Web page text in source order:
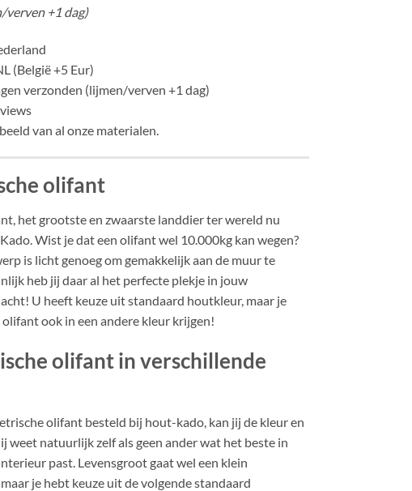
verven +1 dag)
(België +5 Eur)
verzonden (lijmen/verven +1 dag)
van al onze materialen.
olifant
het grootste en zwaarste landdier ter wereld nu
Wist je dat een olifant wel 10.000kg kan wegen?
is licht genoeg om gemakkelijk aan de muur te
heb jij daar al het perfecte plekje in jouw
U heeft keuze uit standaard houtkleur, maar je
ook in een andere kleur krijgen!
olifant in verschillende
olifant besteld bij hout-kado, kan jij de kleur en
weet natuurlijk zelf als geen ander wat het beste in
past. Levensgroot gaat wel een klein
je hebt keuze uit de volgende standaard